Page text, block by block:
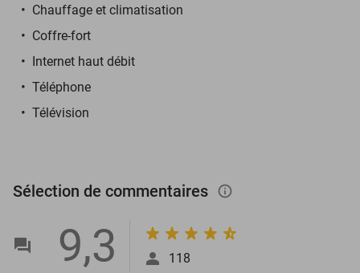
Chauffage et climatisation
Coffre-fort
Internet haut débit
Téléphone
Télévision
Sélection de commentaires info_outlined
9,3 118